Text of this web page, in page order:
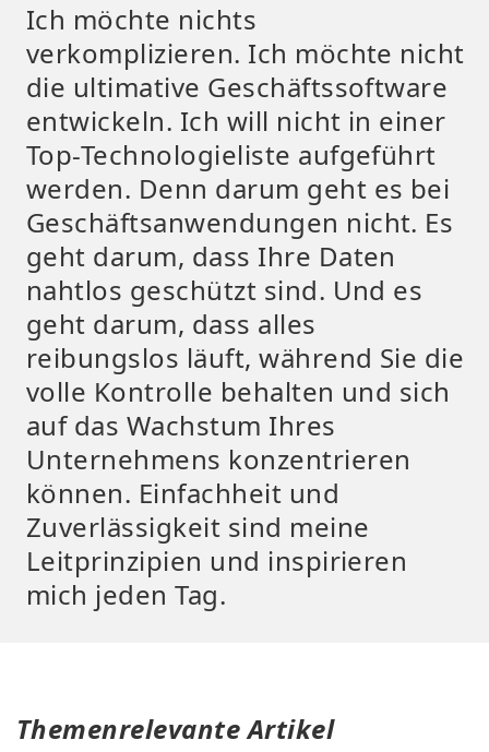
Ich möchte nichts
verkomplizieren. Ich möchte nicht
die ultimative Geschäftssoftware
entwickeln. Ich will nicht in einer
Top-Technologieliste aufgeführt
werden. Denn darum geht es bei
Geschäftsanwendungen nicht. Es
geht darum, dass Ihre Daten
nahtlos geschützt sind. Und es
geht darum, dass alles
reibungslos läuft, während Sie die
volle Kontrolle behalten und sich
auf das Wachstum Ihres
Unternehmens konzentrieren
können. Einfachheit und
Zuverlässigkeit sind meine
Leitprinzipien und inspirieren
mich jeden Tag.
Themenrelevante Artikel